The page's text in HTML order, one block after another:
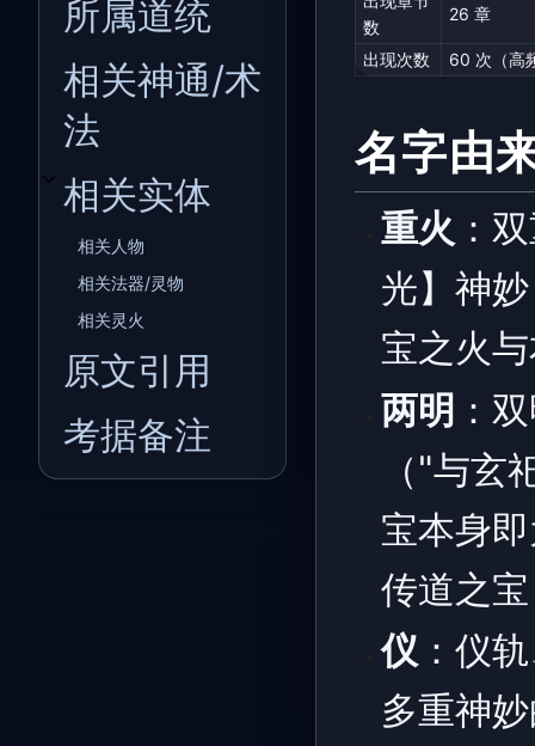
所属道统
相关神通/术
法
相关实体
开关相关实体子章节
相关人物
相关法器/灵物
相关灵火
原文引用
考据备注
数
26 章
出现次数 60 次（高
名字由
重火 ：
光】神
宝之火
两明 ：
（"与
宝本身
传道之
仪 ：仪
多重神